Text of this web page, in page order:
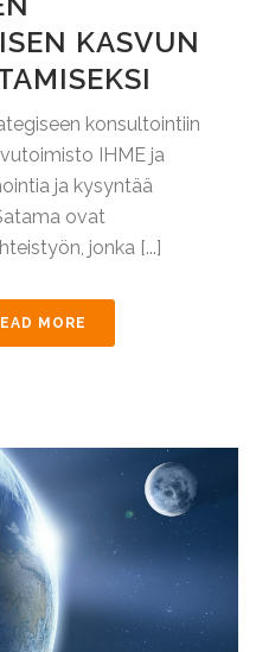
KASVUN
konsultointiin
IHME ja
ja kysyntää
ovat
jonka [...]
MORE